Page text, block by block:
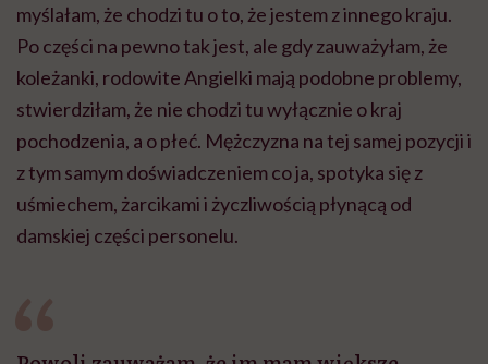
myślałam, że chodzi tu o to, że jestem z innego kraju.
Po części na pewno tak jest, ale gdy zauważyłam, że
koleżanki, rodowite Angielki mają podobne problemy,
stwierdziłam, że nie chodzi tu wyłącznie o kraj
pochodzenia, a o płeć. Mężczyzna na tej samej pozycji i
z tym samym doświadczeniem co ja, spotyka się z
uśmiechem, żarcikami i życzliwością płynącą od
damskiej części personelu.